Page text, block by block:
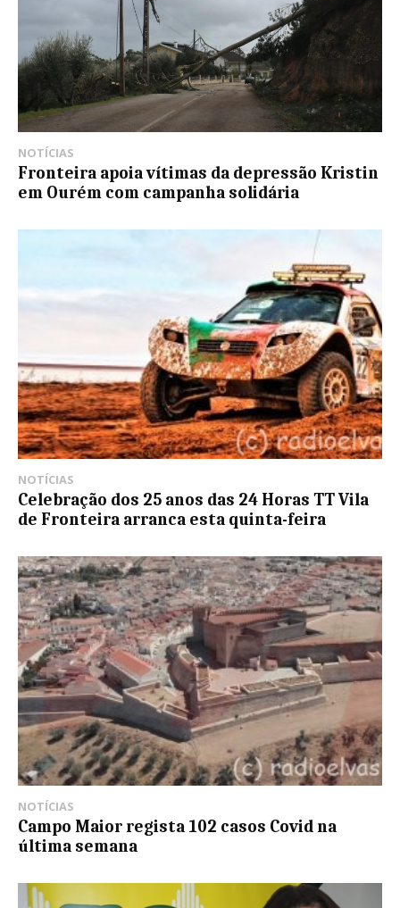
NOTÍCIAS
Fronteira apoia vítimas da depressão Kristin
em Ourém com campanha solidária
NOTÍCIAS
Celebração dos 25 anos das 24 Horas TT Vila
de Fronteira arranca esta quinta-feira
NOTÍCIAS
Campo Maior regista 102 casos Covid na
última semana